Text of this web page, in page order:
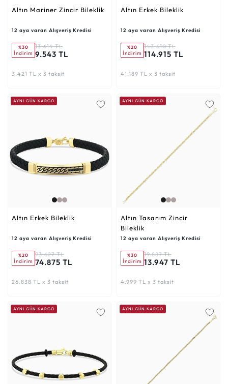
Altın Mariner Zincir Bileklik
12 aya varan Alışveriş Kredisi
%30
İndirim
13.614 TL
9.543 TL
3.421 TL x 3 taksit
Altın Erkek Bileklik
12 aya varan Alışveriş Kredisi
%20
İndirim
143.610 TL
114.915 TL
41.189 TL x 3 taksit
AYNI GÜN KARGO
Altın Erkek Bileklik
12 aya varan Alışveriş Kredisi
%20
İndirim
93.627 TL
74.875 TL
26.838 TL x 3 taksit
AYNI GÜN KARGO
Altın Tasarım Zincir
Bileklik
12 aya varan Alışveriş Kredisi
%30
İndirim
19.887 TL
13.947 TL
4.999 TL x 3 taksit
AYNI GÜN KARGO AYNI GÜN KARGO